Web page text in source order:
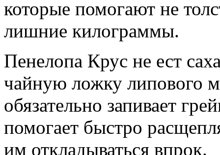
которые помогают не
лишние килограммы.
Пенелопа Крус не ест
чайную ложку липового
обязательно запивает
помогает быстро
им откладываться впрок.